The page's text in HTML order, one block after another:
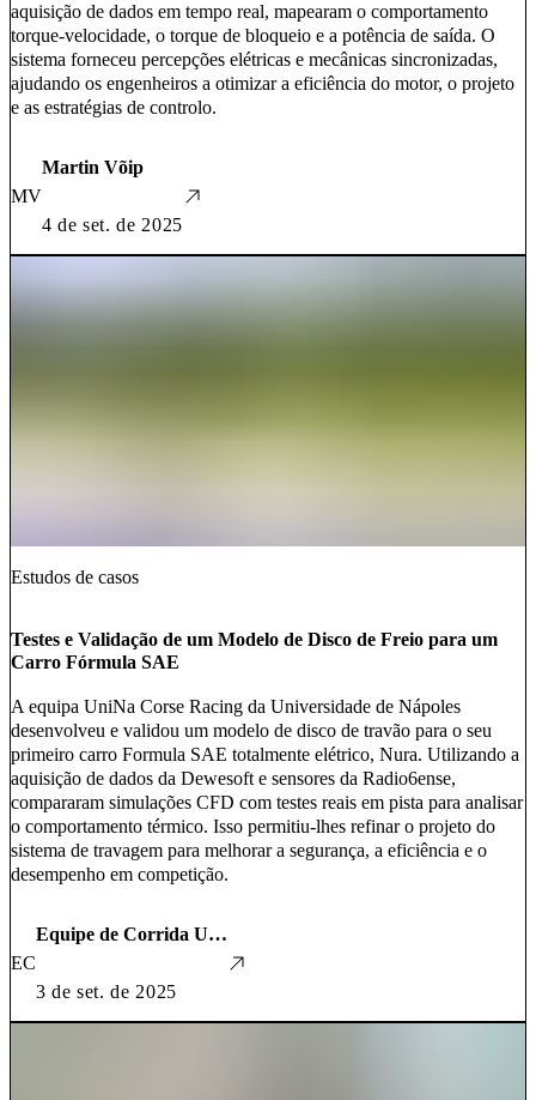
aquisição de dados em tempo real, mapearam o comportamento
torque-velocidade, o torque de bloqueio e a potência de saída. O
sistema forneceu percepções elétricas e mecânicas sincronizadas,
ajudando os engenheiros a otimizar a eficiência do motor, o projeto
e as estratégias de controlo.
MV
Martin Võip
4 de set. de 2025
Estudos de casos
Testes e Validação de um Modelo de Disco de Freio para um
Carro Fórmula SAE
A equipa UniNa Corse Racing da Universidade de Nápoles
desenvolveu e validou um modelo de disco de travão para o seu
primeiro carro Formula SAE totalmente elétrico, Nura. Utilizando a
aquisição de dados da Dewesoft e sensores da Radio6ense,
compararam simulações CFD com testes reais em pista para analisar
o comportamento térmico. Isso permitiu-lhes refinar o projeto do
sistema de travagem para melhorar a segurança, a eficiência e o
desempenho em competição.
EC
Equipe de Corrida UniNa Corse
3 de set. de 2025